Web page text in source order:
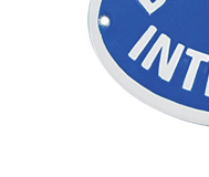
Politique de
Une histoire de